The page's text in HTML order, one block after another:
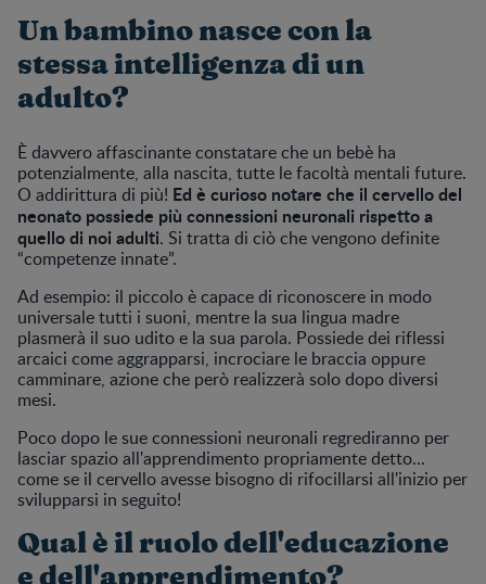
Un bambino nasce con la
stessa intelligenza di un
adulto?
È davvero affascinante constatare che un bebè ha
potenzialmente, alla nascita, tutte le facoltà mentali future.
O addirittura di più! Ed è curioso notare che il cervello del
neonato possiede più connessioni neuronali rispetto a
quello di noi adulti. Si tratta di ciò che vengono definite
“competenze innate”.
Ad esempio: il piccolo è capace di riconoscere in modo
universale tutti i suoni, mentre la sua lingua madre
plasmerà il suo udito e la sua parola. Possiede dei riflessi
arcaici come aggrapparsi, incrociare le braccia oppure
camminare, azione che però realizzerà solo dopo diversi
mesi.
Poco dopo le sue connessioni neuronali regrediranno per
lasciar spazio all'apprendimento propriamente detto...
come se il cervello avesse bisogno di rifocillarsi all'inizio per
svilupparsi in seguito!
Qual è il ruolo dell'educazione
e dell'apprendimento?